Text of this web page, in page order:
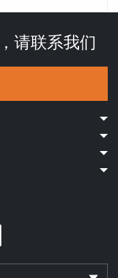
请联系我们